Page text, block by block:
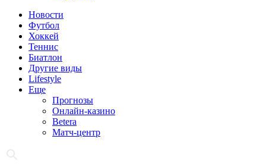
Новости
Футбол
Хоккей
Теннис
Биатлон
Другие виды
Lifestyle
Еще
Прогнозы
Онлайн-казино
Betera
Матч-центр